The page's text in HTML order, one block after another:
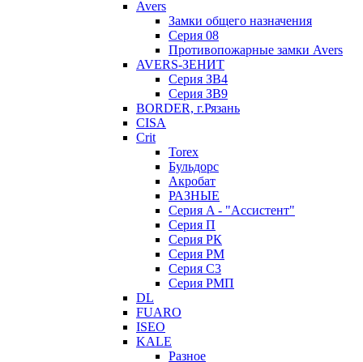
Avers
Замки общего назначения
Серия 08
Противопожарные замки Avers
AVERS-ЗЕНИТ
Серия ЗВ4
Серия ЗВ9
BORDER, г.Рязань
CISA
Crit
Torex
Бульдорс
Акробат
РАЗНЫЕ
Серия A - "Ассистент"
Серия П
Серия РК
Серия РМ
Серия С3
Серия РМП
DL
FUARO
ISEO
KALE
Разное